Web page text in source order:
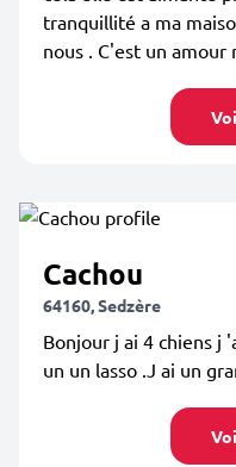
tranquillité a ma
nous . C'est un amour
Cachou
64160, Sedzère
Bonjour j ai 4 chiens j
un un lasso .J ai un